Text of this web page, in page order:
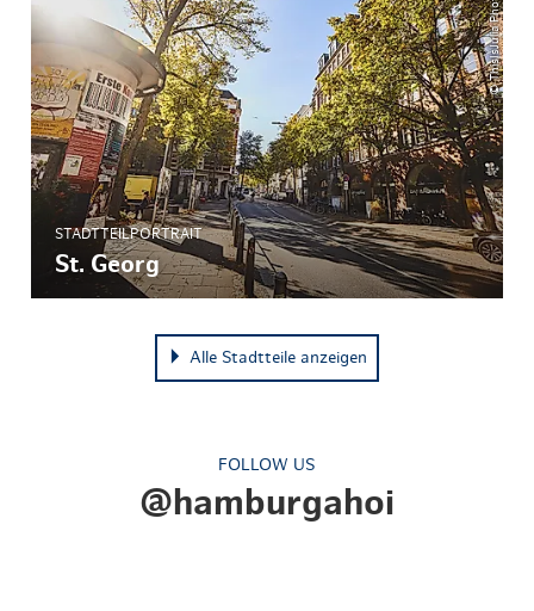
STADTTEILPORTRAIT
St. Georg
Alle Stadtteile anzeigen
FOLLOW US
@hamburgahoi